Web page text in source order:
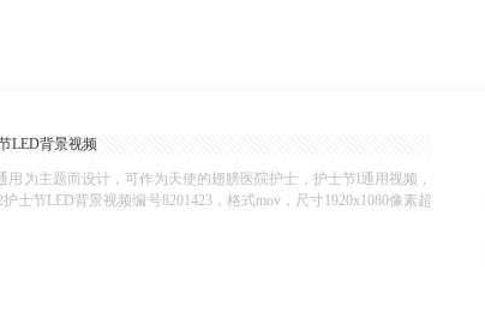
用为主题而设计，可作为天使的翅膀医院护士，护士节l通用视频，
节LED背景视频编号8201423，格式mov，尺寸1920x1080像素超